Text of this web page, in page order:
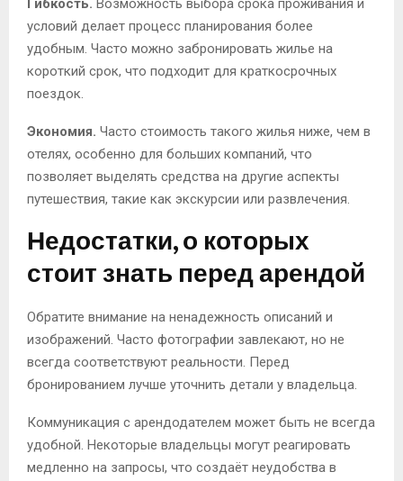
Гибкость. Возможность выбора срока проживания и
условий делает процесс планирования более
удобным. Часто можно забронировать жилье на
короткий срок, что подходит для краткосрочных
поездок.
Экономия. Часто стоимость такого жилья ниже, чем в
отелях, особенно для больших компаний, что
позволяет выделять средства на другие аспекты
путешествия, такие как экскурсии или развлечения.
Недостатки, о которых
стоит знать перед арендой
Обратите внимание на ненадежность описаний и
изображений. Часто фотографии завлекают, но не
всегда соответствуют реальности. Перед
бронированием лучше уточнить детали у владельца.
Коммуникация с арендодателем может быть не всегда
удобной. Некоторые владельцы могут реагировать
медленно на запросы, что создаёт неудобства в